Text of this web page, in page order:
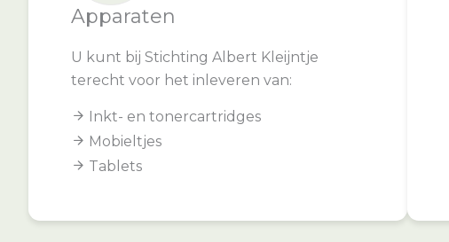
Apparaten
U kunt bij Stichting Albert Kleijntje
terecht voor het inleveren van:
Inkt- en tonercartridges
Mobieltjes
Tablets